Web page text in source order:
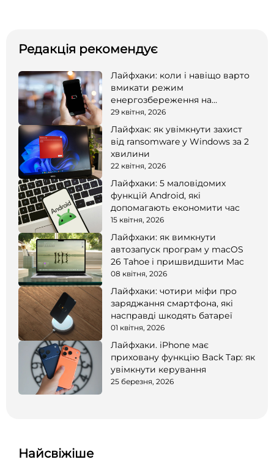
Редакція рекомендує
Лайфхаки: коли і навіщо варто
вмикати режим
енергозбереження на
смартфоні
29 квітня, 2026
Лайфхак: як увімкнути захист
від ransomware у Windows за 2
хвилини
22 квітня, 2026
Лайфхаки: 5 маловідомих
функцій Android, які
допомагають економити час
15 квітня, 2026
Лайфхаки: як вимкнути
автозапуск програм у macOS
26 Tahoe і пришвидшити Mac
08 квітня, 2026
Лайфхаки: чотири міфи про
заряджання смартфона, які
насправді шкодять батареї
01 квітня, 2026
Лайфхаки. iPhone має
приховану функцію Back Tap: як
увімкнути керування
25 березня, 2026
Найсвіжіше